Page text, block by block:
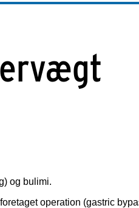
og bulimi.
operation (gastric